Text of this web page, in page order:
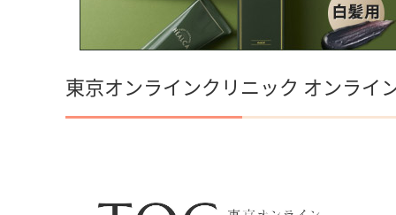
東京オンラインクリニック オンライ